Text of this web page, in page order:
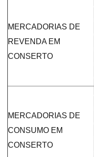
MERCADORIAS DE
REVENDA EM
CONSERTO
MERCADORIAS DE
CONSUMO EM
CONSERTO